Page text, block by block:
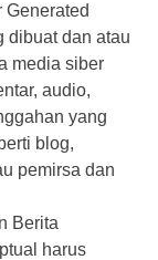
Generated
dibuat dan atau
media siber
audio,
yang
blog,
pemirsa dan
Berita
harus